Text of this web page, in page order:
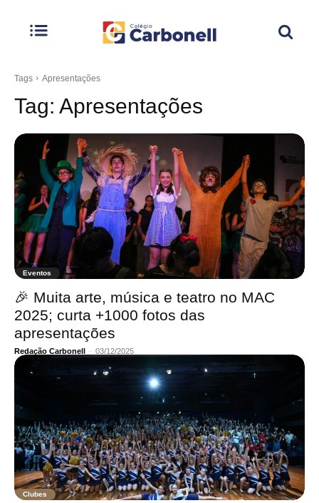
Tags Apresentações
Tag: Apresentações
Eventos
🎉 Muita arte, música e teatro no MAC
2025; curta +1000 fotos das
apresentações
Redação Carbonell - 03/12/2025
Clubes